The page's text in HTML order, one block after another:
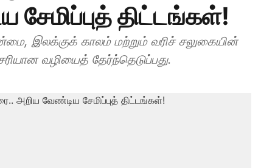
திட்டங்கள்!
இலக்குக் காலம் மற்றும் வரிச் சலுகையின்
வழியைத் தேர்ந்தெடுப்பது.